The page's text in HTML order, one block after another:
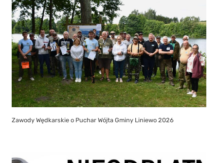
Zawody Wędkarskie o Puchar Wójta Gminy Liniewo 2026